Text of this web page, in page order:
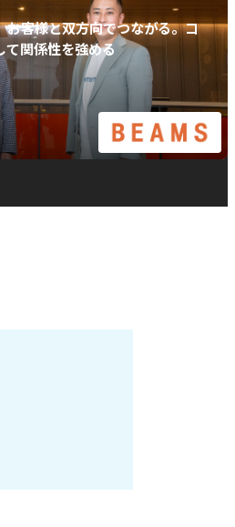
お客様と双方向でつながる。コ
て関係性を強める